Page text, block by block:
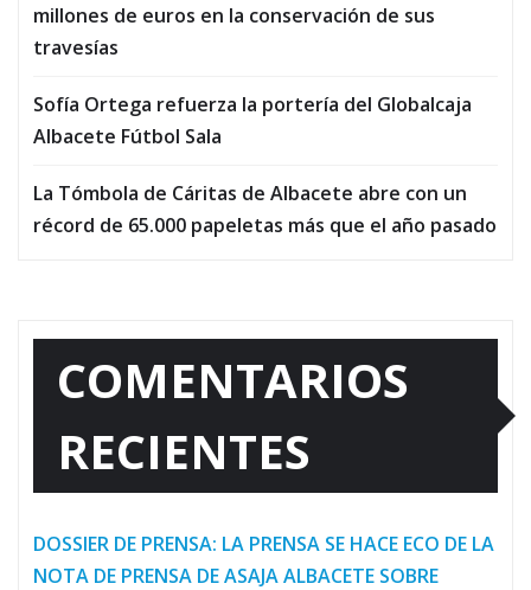
millones de euros en la conservación de sus
travesías
Sofía Ortega refuerza la portería del Globalcaja
Albacete Fútbol Sala
La Tómbola de Cáritas de Albacete abre con un
récord de 65.000 papeletas más que el año pasado
COMENTARIOS
RECIENTES
DOSSIER DE PRENSA: LA PRENSA SE HACE ECO DE LA
NOTA DE PRENSA DE ASAJA ALBACETE SOBRE